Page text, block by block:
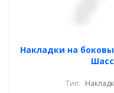
Накладки на
Тип: